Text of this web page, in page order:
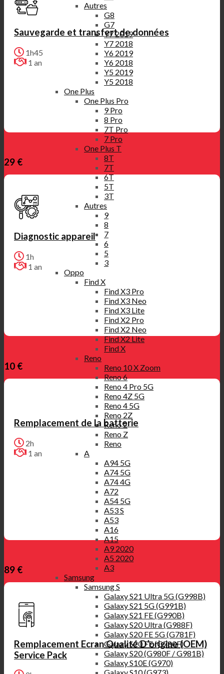
Autres
G8
G7
Y7 2019
Y7 2018
Y6 2019
Y6 2018
Y5 2019
Y5 2018
One Plus
One Plus Pro
9 Pro
8 Pro
7T Pro
7 Pro
One Plus T
8T
7T
6T
5T
3T
Autres
9
8
7
6
5
3
Oppo
Find X
Find X3 Pro
Find X3 Neo
Find X3 Lite
Find X2 Pro
Find X2 Neo
Find X2 Lite
Find X
Reno
Reno 10 X Zoom
Reno 6
Reno 4 Pro 5G
Reno 4Z 5G
Reno 4 5G
Reno 2Z
Reno 2
Reno Z
Reno
A
A94 5G
A74 5G
A74 4G
A72
A54 5G
A53 S
A53
A16
A15
A9 2020
A5 2020
A3
Samsung
Samsung S
Galaxy S21 Ultra 5G (G998B)
Galaxy S21 5G (G991B)
Galaxy S21 FE (G990B)
Galaxy S20 Ultra (G988F)
Galaxy S20 FE 5G (G781F)
Galaxy S20 FE (G780F)
Galaxy S20 (G980F / G981B)
Galaxy S10E (G970)
Sauvegarde et transfert de données
1h45
1 an
29 €
Diagnostic appareil
1h
1 an
10 €
Remplacement de la batterie
2h
1 an
89 €
Remplacement Ecran Qualité D’origine (OEM)
Service Pack